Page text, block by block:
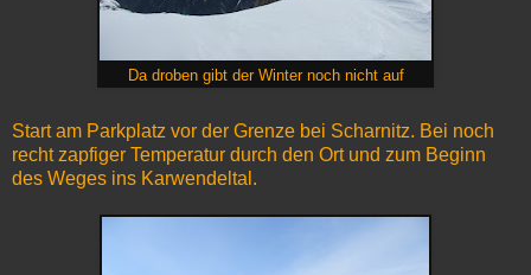
Da droben gibt der Winter noch nicht auf
Start am Parkplatz vor der Grenze bei Scharnitz. Bei noch
recht zapfiger Temperatur durch den Ort und zum Beginn
des Weges ins Karwendeltal.